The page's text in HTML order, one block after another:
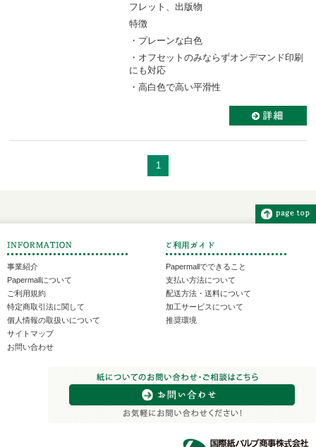
フレット、出版物
特徴
・プレーンな白色
・オフセットのみならずオンデマンド印刷
にも対応
・高白色で高い平滑性
1
事業紹介
Papermallについて
ご利用規約
特定商取引法に関して
個人情報の取扱いについて
サイトマップ
お問い合わせ
Papermallでできること
支払い方法について
配送方法・送料について
加工サービスについて
推奨環境